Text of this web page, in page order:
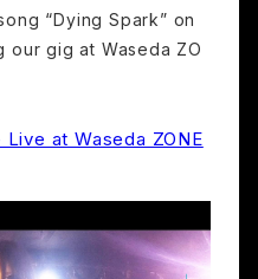
“Dying Spark” on
our gig at Waseda ZO
Live at Waseda ZONE